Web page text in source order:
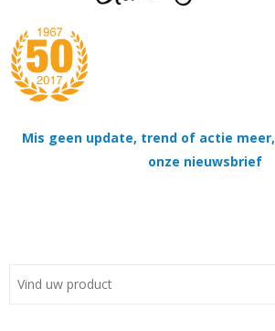
Mis geen update, trend of actie meer,
onze nieuwsbrief
Tassen
Thema's
Contact